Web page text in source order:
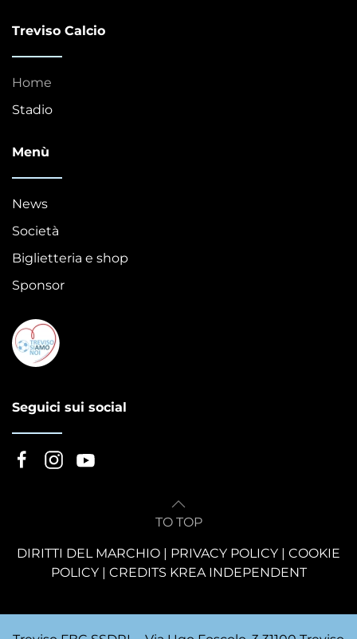
Treviso Calcio
Home
Stadio
Menù
News
Società
Biglietteria e shop
Sponsor
Seguici sui social
TO TOP
DIRITTI DEL MARCHIO | PRIVACY POLICY | COOKIE
POLICY| CREDITS KREA INDEPENDENT